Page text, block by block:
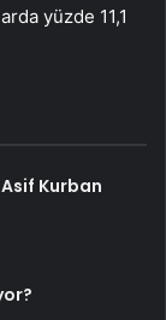
yüzde 11,1
Asif Kurban